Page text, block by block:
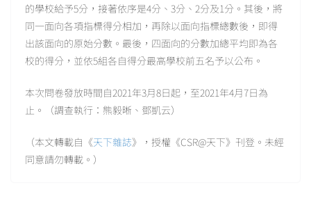
的學校給予5分，接著依序是4分、3分、2分及1分。其後，將
同一面向各項指標得分相加，再除以面向指標總數後，即得
出該面向的原始分數。最後，四面向的分數加總平均即為各
校的得分，並依5組各自得分最高學校前五名予以公布。
本次問卷發放時間自2021年3月8日起，至2021年4月7日為
止。（調查執行：熊毅晰、鄧凱云）
（本文轉載自《天下雜誌》，授權《CSR@天下》刊登。未經
同意請勿轉載。）